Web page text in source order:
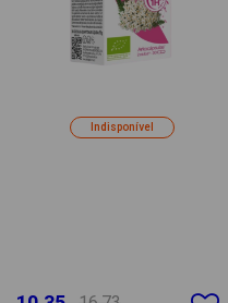
Indisponível